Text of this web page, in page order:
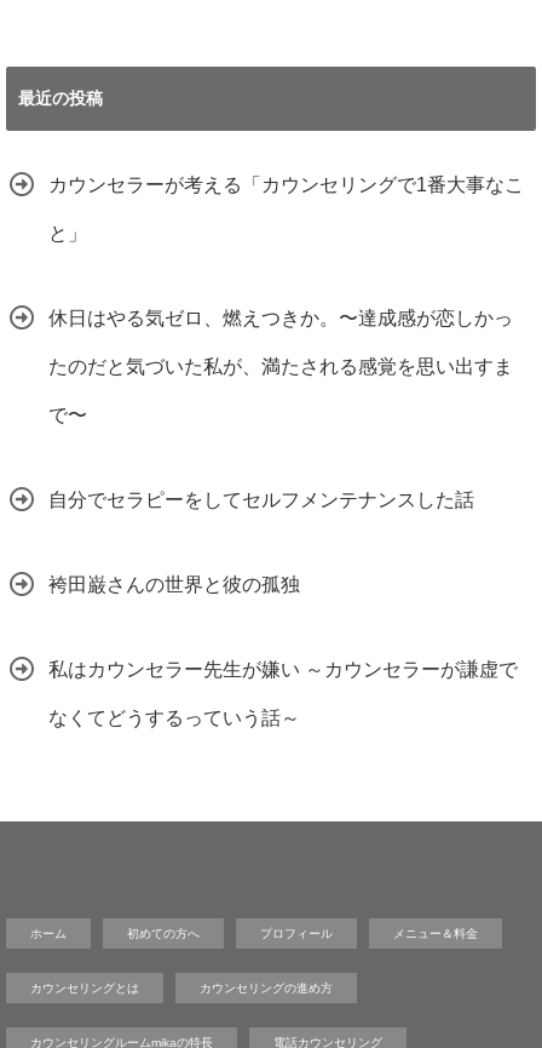
最近の投稿
カウンセラーが考える「カウンセリングで1番大事なこ
と」
休日はやる気ゼロ、燃えつきか。〜達成感が恋しかっ
たのだと気づいた私が、満たされる感覚を思い出すま
で〜
自分でセラピーをしてセルフメンテナンスした話
袴田巌さんの世界と彼の孤独
私はカウンセラー先生が嫌い ～カウンセラーが謙虚で
なくてどうするっていう話～
ホーム 初めての方へ プロフィール メニュー＆料金
カウンセリングとは カウンセリングの進め方
カウンセリングルームmikaの特長 電話カウンセリング